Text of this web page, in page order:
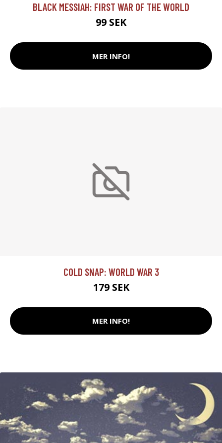
BLACK MESSIAH: FIRST WAR OF THE WORLD
99 SEK
MER INFO!
COLD SNAP: WORLD WAR 3
179 SEK
MER INFO!